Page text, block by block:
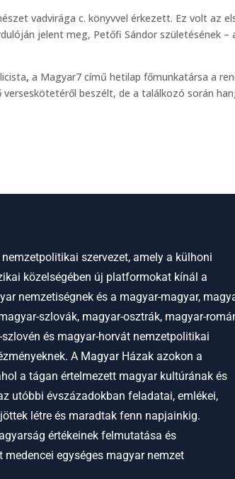
vadvirága c. könyvvel érkezett. Ez volt az
jelent meg, Petőfi Sándor születésének
, a Magyar7 című hetilap főmunkatársa a
beszélt, de a találkozó során
szervezet, amely a külhoni
közelségében új platformokat kínál a
nemzetiségnek és a magyar-magyar,
szlovák, magyar-osztrák, magyar-
és magyar-horvát nemzetpolitikai
A Magyar Házak azokon a
a tágan értelmezett magyar kultúrának és
utóbbi évszázadokban feladatai, emlékei,
létre és maradtak fenn napjainkig.
értékeinek felmutatása és
medencei egységes magyar nemzet